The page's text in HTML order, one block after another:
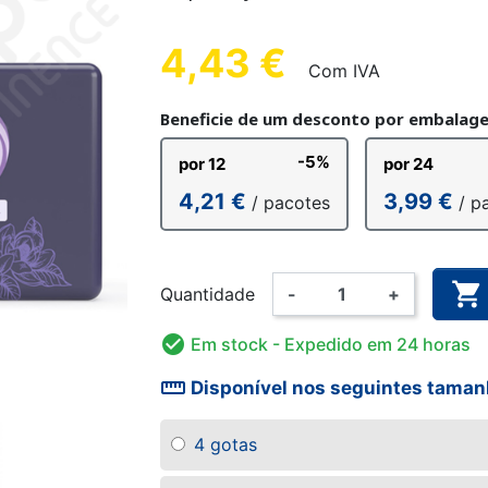
BODY FATO
E
DESINFECÇÃO DAS MÃOS
CRIANÇA
FRALDA LAVÁVEL
PIJAMA
4,43 € Com IVA
Beneficie de um desconto por
por 12 -5%
4,21 € / pacotes
por 24
3,99 € /
Quantidade - + 
 Em stock - Expedido em 24 horas
straighten Disponível nos seguintes
4 gotas